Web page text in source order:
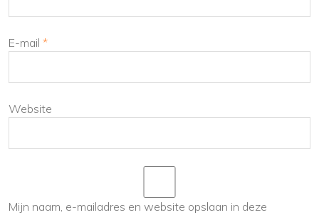
E-mail *
Website
Mijn naam, e-mailadres en website opslaan in deze